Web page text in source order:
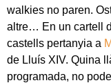
walkies no paren.
altre… En un cartell
castells pertanyia a
de Lluís XIV. Quina
programada, no